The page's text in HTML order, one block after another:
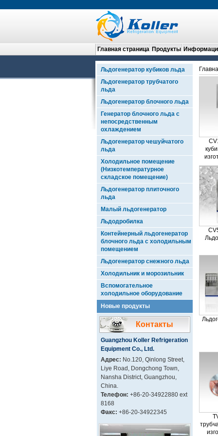
Главная страница Продукты
Льдогенератор кубиков льда
Льдогенератор трубчатого
льда
Льдогенератор блочного льда
Генератор блочного льда с
непосредственным
охлаждением
Льдогенератор чешуйчатого
льда
Холодильное помещение
(Низкотемпературное
складское помещение)
Льдогенератор плиточного
льда
Малый льдогенератор
Льдодробилка
Контейнерный льдогенератор
блочного льда с холодильным
помещением
Льдогенератор снежного льда
Холодильник и морозильник
Вспомогательное
холодильное оборудование
Новые продукты
Контакты
Guangzhou Koller Refrigeration
Equipment Co., Ltd.
Адрес: No.120, Qinlong Street,
Liye Road, Dongchong Town,
Nansha District, Guangzhou,
China.
Телефон: +86-20-34922880 ext
8168
Факс: +86-20-34922345